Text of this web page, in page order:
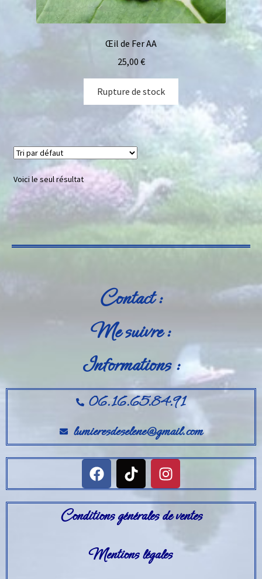
Panier
Œil de Fer AA
25,00 €
Rupture de stock
Voici le seul résultat
Contact :
Me suivre :
Informations :
06.16.65.84.91
lumieresdeselene@gmail.com
Conditions générales de ventes
Mentions légales